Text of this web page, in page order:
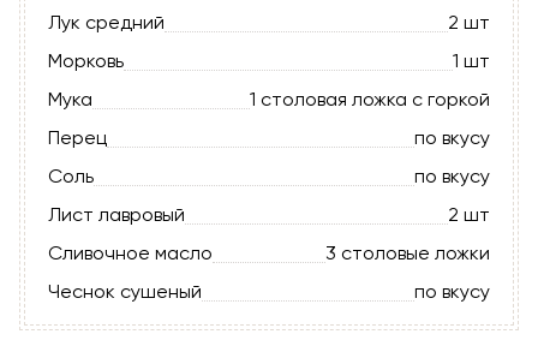
Лук средний
2 шт
Морковь
1 шт
Мука
1 столовая ложка с горкой
Перец
по вкусу
Соль
по вкусу
Лист лавровый
2 шт
Сливочное масло
3 столовые ложки
Чеснок сушеный
по вкусу